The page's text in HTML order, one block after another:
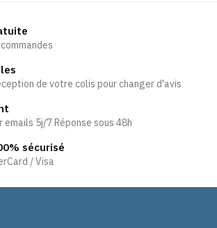
de votre colis pour changer d'avis
5j/7 Réponse sous 48h
sécurisé
/ Visa